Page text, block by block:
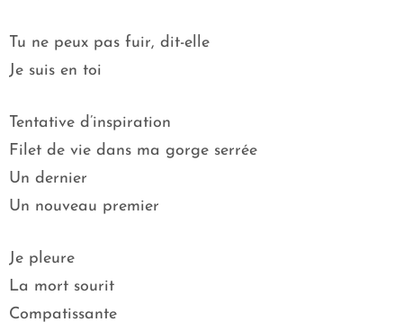
Tu ne peux pas fuir, dit-elle
Je suis en toi
Tentative d’inspiration
Filet de vie dans ma gorge serrée
Un dernier
Un nouveau premier
Je pleure
La mort sourit
Compatissante